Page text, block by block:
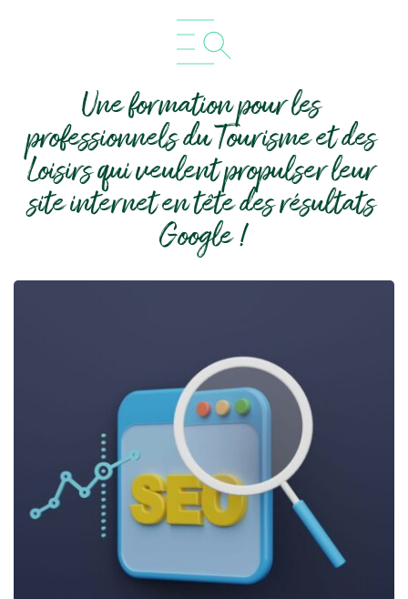
Une formation pour les
professionnels du Tourisme et des
Loisirs qui veulent propulser leur
site internet en tête des résultats
Google !